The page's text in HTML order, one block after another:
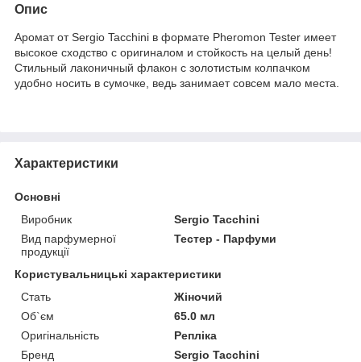
Опис
Аромат от Sergio Tacchini в формате Pheromon Tester имеет
высокое сходство с оригиналом и стойкость на целый день!
Стильный лаконичный флакон с золотистым колпачком
удобно носить в сумочке, ведь занимает совсем мало места.
Характеристики
Основні
Виробник
Sergio Tacchini
Вид парфумерної
продукції
Тестер - Парфуми
Користувальницькі характеристики
Стать
Жіночий
Об`єм
65.0 мл
Оригінальність
Репліка
Бренд
Sergio Tacchini